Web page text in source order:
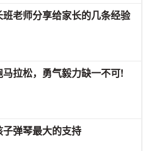
老师分享给家长的几条经验
拉松，勇气毅力缺一不可!
子弹琴最大的支持